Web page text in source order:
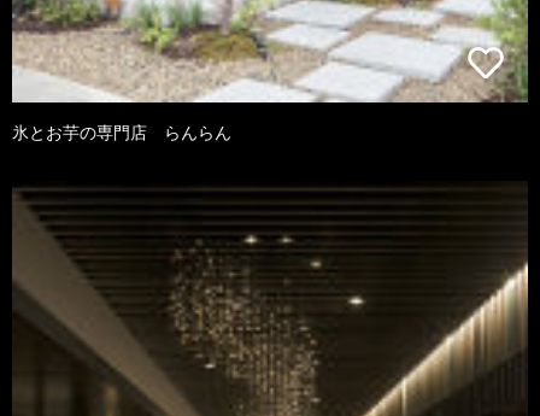
氷とお芋の専門店 らんらん